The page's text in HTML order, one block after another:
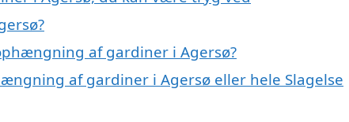
af gardiner i Agersø?
af gardiner i Agersø eller hele Slagelse